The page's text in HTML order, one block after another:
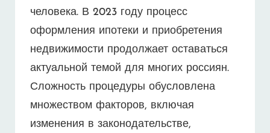
человека. В 2023 году процесс
оформления ипотеки и приобретения
недвижимости продолжает оставаться
актуальной темой для многих россиян.
Сложность процедуры обусловлена
множеством факторов, включая
изменения в законодательстве,